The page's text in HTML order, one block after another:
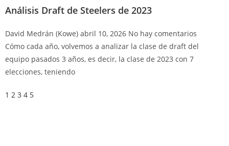
Análisis Draft de Steelers de 2023
David Medrán (Kowe) abril 10, 2026 No hay comentarios
Cómo cada año, volvemos a analizar la clase de draft del
equipo pasados 3 años, es decir, la clase de 2023 con 7
elecciones, teniendo
1 2 3 4 5